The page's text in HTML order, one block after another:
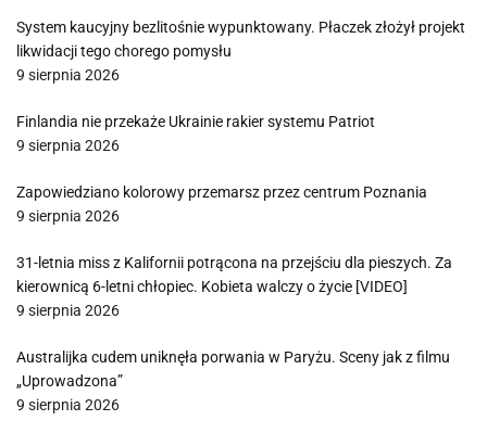
System kaucyjny bezlitośnie wypunktowany. Płaczek złożył projekt
likwidacji tego chorego pomysłu
9 sierpnia 2026
Finlandia nie przekaże Ukrainie rakier systemu Patriot
9 sierpnia 2026
Zapowiedziano kolorowy przemarsz przez centrum Poznania
9 sierpnia 2026
31-letnia miss z Kalifornii potrącona na przejściu dla pieszych. Za
kierownicą 6-letni chłopiec. Kobieta walczy o życie [VIDEO]
9 sierpnia 2026
Australijka cudem uniknęła porwania w Paryżu. Sceny jak z filmu
„Uprowadzona”
9 sierpnia 2026